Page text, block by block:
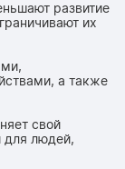
развитие
их
а также
свой
для людей,